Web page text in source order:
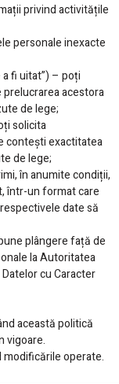
privind activitățile
personale inexacte
fi uitat”) – poți
acestora
de lege;
solicita
contești exactitatea
de lege;
în anumite condiții,
într-un format care
date să
plângere față de
la Autoritatea
cu Caracter
această politică
vigoare.
operate.